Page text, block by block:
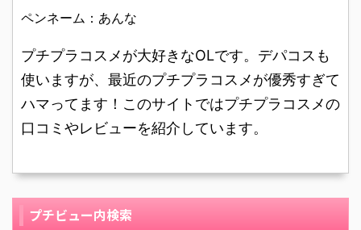
た。赤みを消すには反対
たのでグリーンの下地を
探し始めました。 今まで
はポール&ジョーの下地
を使用していたので、今
回もデパコスのRMKや
も隠したいずっとそう思
っていました。 ネットな
どで検索をしていた時に
コスパのよい化粧下地の
口コミを紹介するページ
ペンネーム：あんな
プチプラコスメが大好きなOLです。デパコスも
使いますが、最近のプチプラコスメが優秀すぎて
ハマってます！このサイトではプチプラコスメの
口コミやレビューを紹介しています。
プチビュー内検索